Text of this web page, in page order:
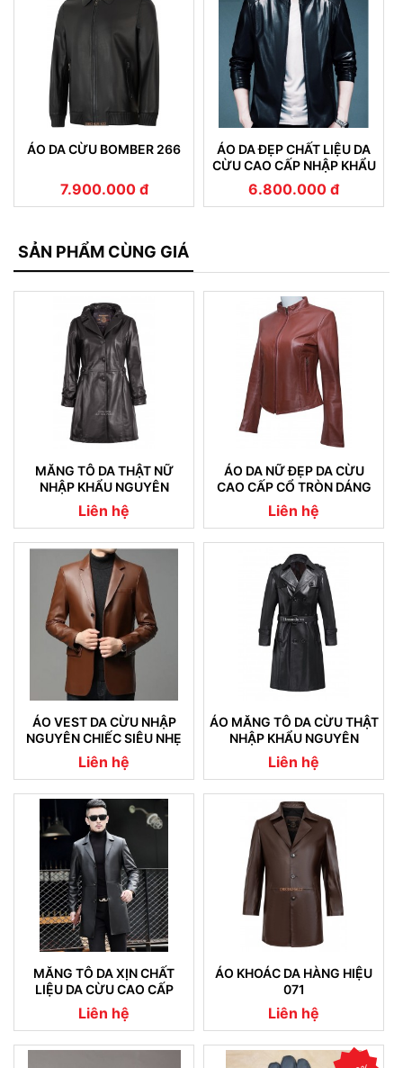
ÁO DA CỪU BOMBER 266
7.900.000 đ
ÁO DA ĐẸP CHẤT LIỆU DA
CỪU CAO CẤP NHẬP KHẨU
NGUYÊN CHIẾC 207
6.800.000 đ
SẢN PHẨM CÙNG GIÁ
MĂNG TÔ DA THẬT NỮ
NHẬP KHẨU NGUYÊN
CHIẾC 05
Liên hệ
ÁO DA NỮ ĐẸP DA CỪU
CAO CẤP CỔ TRÒN DÁNG
TRƠN
Liên hệ
ÁO VEST DA CỪU NHẬP
NGUYÊN CHIẾC SIÊU NHẸ
08
Liên hệ
ÁO MĂNG TÔ DA CỪU THẬT
NHẬP KHẨU NGUYÊN
CHIẾC CAM KẾT KHÔNG NỔ
DA (04)
Liên hệ
MĂNG TÔ DA XỊN CHẤT
LIỆU DA CỪU CAO CẤP
NHẬP KHẨU (07)
Liên hệ
ÁO KHOÁC DA HÀNG HIỆU
071
Liên hệ